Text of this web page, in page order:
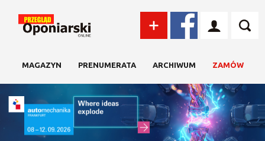
MAGAZYN PRENUMERATA ARCHIWUM ZAMÓW